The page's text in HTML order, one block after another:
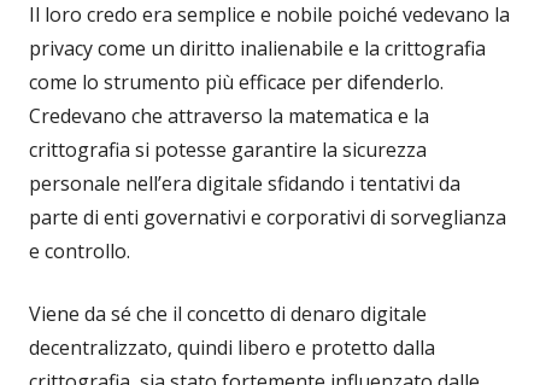
Il loro credo era semplice e nobile poiché vedevano la
privacy come un diritto inalienabile e la crittografia
come lo strumento più efficace per difenderlo.
Credevano che attraverso la matematica e la
crittografia si potesse garantire la sicurezza
personale nell’era digitale sfidando i tentativi da
parte di enti governativi e corporativi di sorveglianza
e controllo.
Viene da sé che il concetto di denaro digitale
decentralizzato, quindi libero e protetto dalla